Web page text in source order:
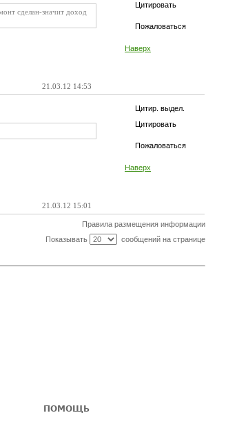
Цитировать
Пожаловаться
Наверх
сделан-значит доход
21.03.12 14:53
Цитир. выдел.
Цитировать
Пожаловаться
Наверх
21.03.12 15:01
Правила размещения информации
Показывать
сообщений на странице
ПОМОЩЬ